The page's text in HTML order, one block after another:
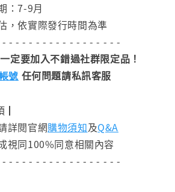
：7-9月
，依實際發行時間為準
- - - - - - - - - - - - - - - - -
一定要加入不錯過社群限定品！
號 任何問題請私訊客服
┃
詳閱官網購物須知及Q&A
視同100%同意相關內容
- - - - - - - - - - - - - - - - -